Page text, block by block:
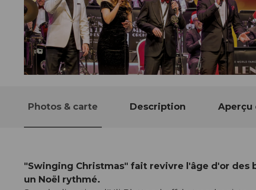
Photos & carte Description Aperçu
"Swinging Christmas" fait revivre l'âge d'or des
un Noël rythmé.